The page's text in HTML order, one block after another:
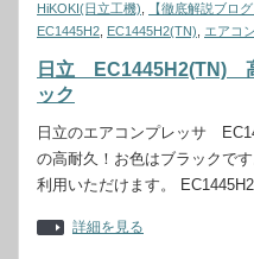
HiKOKI(日立工機)
【徹底解説ブログ
EC1445H2 EC1445H2(TN) エアコ
日立 EC1445H2(TN)
ック
日立のエアコンプレッサ
の高耐久！お色はブラックで
利用いただけます。
詳細を見る